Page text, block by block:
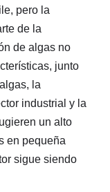
pero la
de la
de algas no
junto
la
industrial y la
un alto
en pequeña
sigue siendo